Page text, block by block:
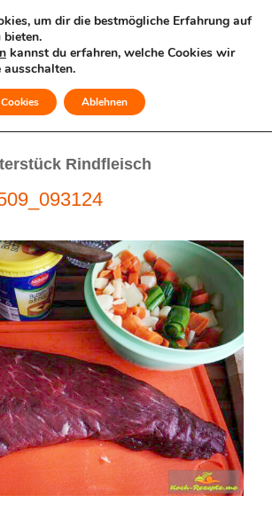
Rindfleisch
um dir die bestmögliche Erfahrung auf
bieten.
kannst du erfahren, welche Cookies wir
ausschalten.
Ablehnen